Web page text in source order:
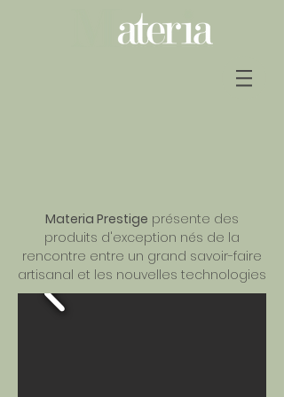
Materia Prestige présente des
produits d'exception nés de la
rencontre entre un grand savoir-faire
artisanal et les nouvelles technologies